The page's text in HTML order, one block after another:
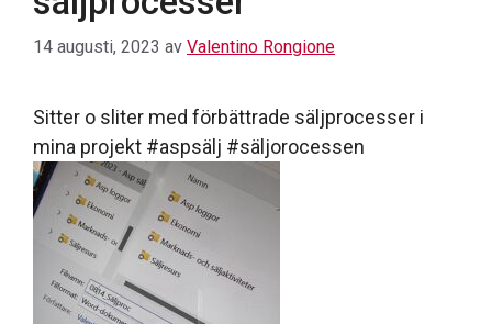
14 augusti, 2023 av Valentino Rongione
Sitter o sliter med förbättrade säljprocesser i
mina projekt #aspsälj #säljorocessen